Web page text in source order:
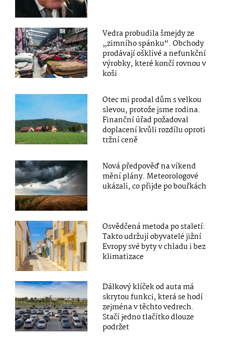
Vedra probudila šmejdy ze
„zimního spánku“. Obchody
prodávají ošklivé a nefunkční
výrobky, které končí rovnou v
koši
Otec mi prodal dům s velkou
slevou, protože jsme rodina.
Finanční úřad požadoval
doplacení kvůli rozdílu oproti
tržní ceně
Nová předpověď na víkend
mění plány. Meteorologové
ukázali, co přijde po bouřkách
Osvědčená metoda po staletí:
Takto udržují obyvatelé jižní
Evropy své byty v chladu i bez
klimatizace
Dálkový klíček od auta má
skrytou funkci, která se hodí
zejména v těchto vedrech.
Stačí jedno tlačítko dlouze
podržet